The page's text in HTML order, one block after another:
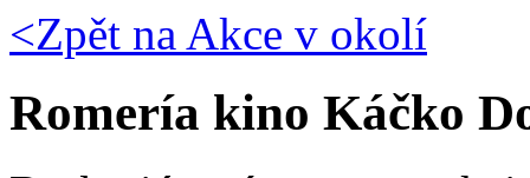
<Zpět na Akce v okolí
Romería kino Káčko